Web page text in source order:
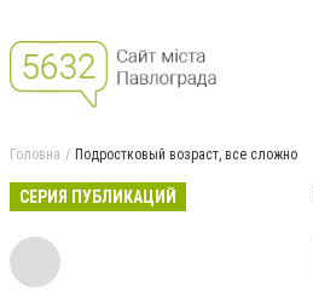
Головна Подростковый возраст, все сложно
СЕРИЯ ПУБЛИКАЦИЙ